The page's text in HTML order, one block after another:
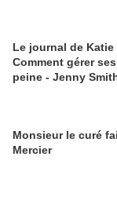
Le journal de
Comment gérer
peine - Jenny
Monsieur le curé
Mercier